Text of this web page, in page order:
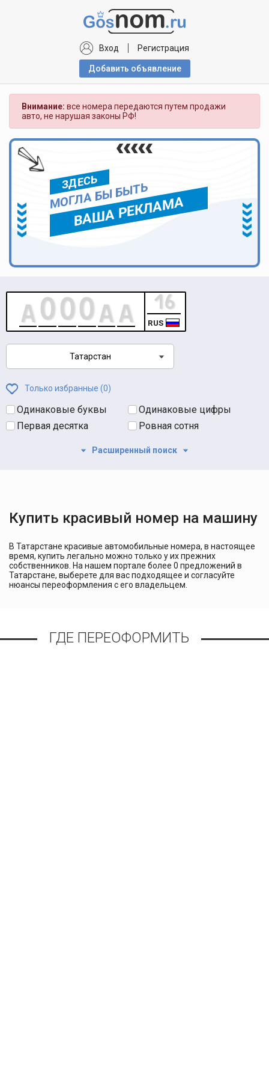
Вход Регистрация
Добавить объявлениe
Внимание: все номера передаются путем продажи
авто, не нарушая законы РФ!
ЗДЕСЬ
МОГЛА БЫ БЫТЬ
ВАША РЕКЛАМА
RUS
Татарстан
Только избранные (0)
Одинаковые буквы
Одинаковые цифры
Первая десятка
Ровная сотня
Расширенный поиск
Купить красивый номер на машину
В Татарстане красивые автомобильные номера, в настоящее
время, купить легально можно только у их прежних
собственников. На нашем портале более 0 предложений в
Татарстане, выберете для вас подходящее и согласуйте
нюансы переоформления с его владельцем.
ГДЕ ПЕРЕОФОРМИТЬ